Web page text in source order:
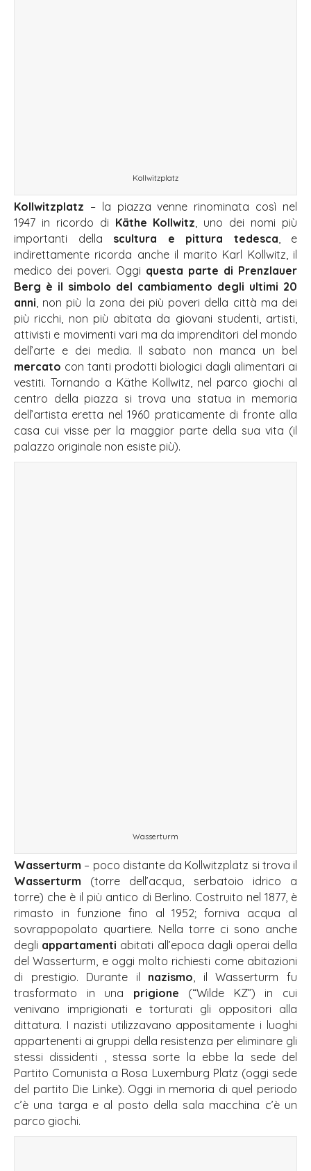
Kollwitzplatz
Kollwitzplatz – la piazza venne rinominata così nel
1947 in ricordo di Käthe Kollwitz, uno dei nomi più
importanti della scultura e pittura tedesca, e
indirettamente ricorda anche il marito Karl Kollwitz, il
medico dei poveri. Oggi questa parte di Prenzlauer
Berg è il simbolo del cambiamento degli ultimi 20
anni, non più la zona dei più poveri della città ma dei
più ricchi, non più abitata da giovani studenti, artisti,
attivisti e movimenti vari ma da imprenditori del mondo
dell’arte e dei media. Il sabato non manca un bel
mercato con tanti prodotti biologici dagli alimentari ai
vestiti. Tornando a Käthe Kollwitz, nel parco giochi al
centro della piazza si trova una statua in memoria
dell’artista eretta nel 1960 praticamente di fronte alla
casa cui visse per la maggior parte della sua vita (il
palazzo originale non esiste più).
Wasserturm
Wasserturm – poco distante da Kollwitzplatz si trova il
Wasserturm (torre dell’acqua, serbatoio idrico a
torre) che è il più antico di Berlino. Costruito nel 1877, è
rimasto in funzione fino al 1952; forniva acqua al
sovrappopolato quartiere. Nella torre ci sono anche
degli appartamenti abitati all’epoca dagli operai della
del Wasserturm, e oggi molto richiesti come abitazioni
di prestigio. Durante il nazismo , il Wasserturm fu
trasformato in una prigione (“Wilde KZ”) in cui
venivano imprigionati e torturati gli oppositori alla
dittatura. I nazisti utilizzavano appositamente i luoghi
appartenenti ai gruppi della resistenza per eliminare gli
stessi dissidenti , stessa sorte la ebbe la sede del
Partito Comunista a Rosa Luxemburg Platz (oggi sede
del partito Die Linke). Oggi in memoria di quel periodo
c’è una targa e al posto della sala macchina c’è un
parco giochi.